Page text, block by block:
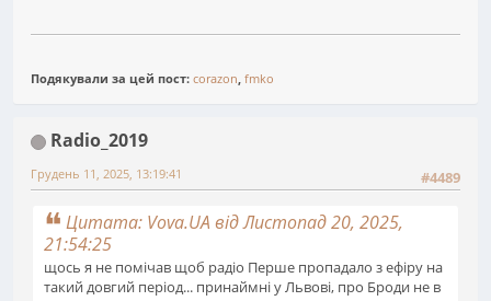
Подякували за цей пост: corazon, fmko
Radio_2019
#4489
Грудень 11, 2025, 13:19:41
Цитата: Vova.UA від Листопад 20, 2025,
21:54:25
щось я не помічав щоб радіо Перше пропадало з ефіру на
такий довгий період... принаймні у Львові, про Броди не в